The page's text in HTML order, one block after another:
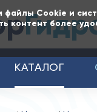
файлы Cookie и
контент более
КАТАЛОГ